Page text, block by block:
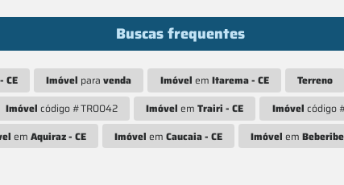
Buscas frequentes
CE Imóvel paravenda Imóvel em Itarema - CE Terreno
Imóvel código #TR0042 Imóvel emTrairi - CE Imóvel código
em Aquiraz - CE Imóvel em Caucaia - CE Imóvel em